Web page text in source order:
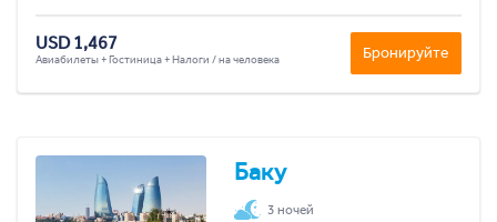
USD 1,467
Авиабилеты + Гостиница + Налоги / на человека Бронируйте
Баку
3 ночей